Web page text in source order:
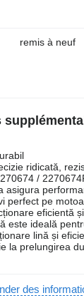
remis à neuf
ridicată,
/
asigura
perfect pe
eficientă
este ideală
lină și
la prelungirea
des